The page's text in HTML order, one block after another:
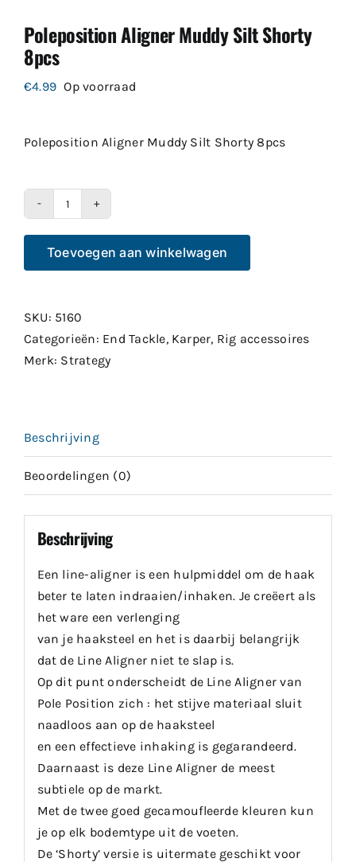
Poleposition Aligner Muddy Silt Shorty
8pcs
€4.99 Op voorraad
Poleposition Aligner Muddy Silt Shorty 8pcs
Poleposition
Aligner
Muddy
8pcs
aantal
Toevoegen aan winkelwagen
SKU: 5160
Categorieën: End Tackle, Karper, Rig accessoires
Merk: Strategy
Beschrijving
Beoordelingen (0)
Beschrijving
Een line-aligner is een hulpmiddel om de haak
beter te laten indraaien/inhaken. Je creëert als
het ware een verlenging
van je haaksteel en het is daarbij belangrijk
dat de Line Aligner niet te slap is.
Op dit punt onderscheidt de Line Aligner van
Pole Position zich : het stijve materiaal sluit
naadloos aan op de haaksteel
en een effectieve inhaking is gegarandeerd.
Daarnaast is deze Line Aligner de meest
subtiele op de markt.
Met de twee goed gecamoufleerde kleuren kun
je op elk bodemtype uit de voeten.
De ‘Shorty’ versie is uitermate geschikt voor